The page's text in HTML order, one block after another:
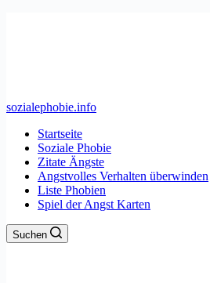
sozialephobie.info
Startseite
Soziale Phobie
Zitate Ängste
Angstvolles Verhalten überwinden
Liste Phobien
Spiel der Angst Karten
Suchen